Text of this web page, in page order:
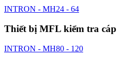
INTRON - MH24 - 64
Thiết bị MFL kiểm tra cáp
INTRON - MH80 - 120